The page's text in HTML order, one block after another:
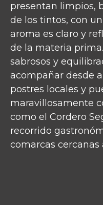
presentan limpios,
de los tintos, con
aroma es claro y
de la materia
sabrosos y
acompañar desde
postres locales y
maravillosamente
como el Cordero
recorrido
comarcas cercanas